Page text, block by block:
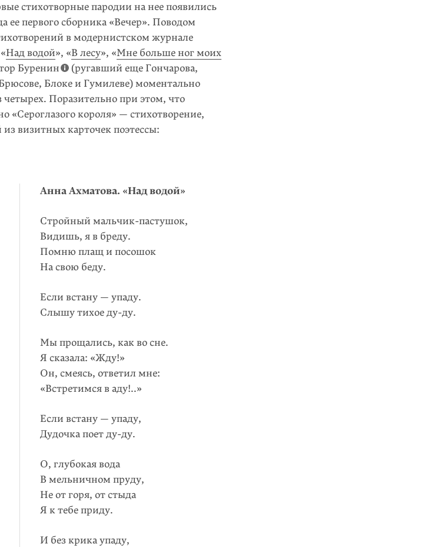
стихотворные пародии на нее появились
ее первого сборника «Вечер». Поводом
в модернистском журнале
Над водой», «В лесу», «Мне больше ног моих
Буренин
(ругавший еще Гончарова,
Блоке и Гумилеве) момен­тально
четырех. Поразительно при этом, что
короля» — стихотворение,
визитных карточек поэтессы:
Анна Ахматова. «Над водой»
Стройный мальчик-пастушок,
Видишь, я в бреду.
Помню плащ и посошок
На свою беду.
Если встану — упаду.
Слышу тихое ду-ду.
Мы прощались, как во сне.
Я сказала: «Жду!»
Он, смеясь, ответил мне:
«Встретимся в аду!..»
Если встану — упаду,
Дудочка поет ду-ду.
О, глубокая вода
В мельничном пруду,
Не от горя, от стыда
Я к тебе приду.
И без крика упаду,